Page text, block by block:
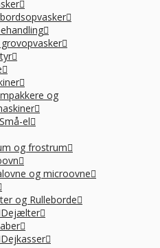
og
el
og frostrum
og microovne
og Rulleborde
Dejælter
Dejkasser